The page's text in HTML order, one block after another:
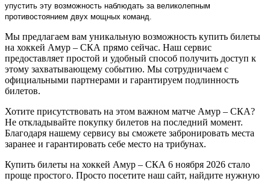
упустить эту возможность наблюдать за великолепным
противостоянием двух мощных команд.
Мы предлагаем вам уникальную возможность купить билеты
на хоккей Амур – СКА прямо сейчас. Наш сервис
предоставляет простой и удобный способ получить доступ к
этому захватывающему событию. Мы сотрудничаем с
официальными партнерами и гарантируем подлинность
билетов.
Хотите присутствовать на этом важном матче Амур – СКА?
Не откладывайте покупку билетов на последний момент.
Благодаря нашему сервису вы сможете забронировать места
заранее и гарантировать себе место на трибунах.
Купить билеты на хоккей Амур – СКА 6 ноября 2026 стало
проще простого. Просто посетите наш сайт, найдите нужную